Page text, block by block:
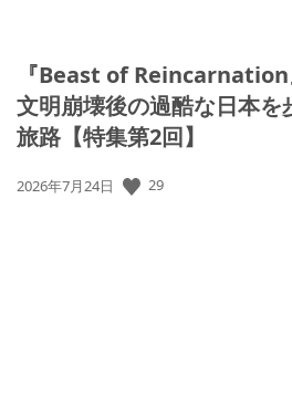
『Beast of Reincarnation
文明崩壊後の過酷な日本を
旅路【特集第2回】
公
2026年7月24日 29